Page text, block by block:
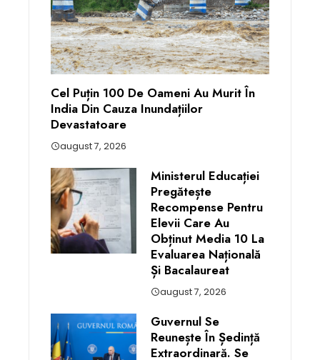
Cel Puțin 100 De Oameni Au Murit În
India Din Cauza Inundațiilor
Devastatoare
august 7, 2026
Ministerul Educației
Pregătește
Recompense Pentru
Elevii Care Au
Obținut Media 10 La
Evaluarea Națională
Și Bacalaureat
august 7, 2026
Guvernul Se
Reunește În Ședință
Extraordinară. Se